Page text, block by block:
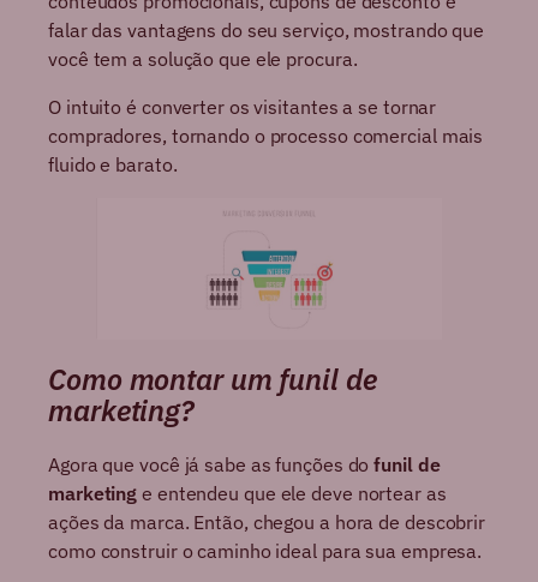
falar das vantagens do seu serviço, mostrando que
você tem a solução que ele procura.
O intuito é converter os visitantes a se tornar
compradores, tornando o processo comercial mais
fluido e barato.
Como montar um funil de
marketing?
Agora que você já sabe as funções dofunil de
marketing e entendeu que ele deve nortear as
ações da marca. Então, chegou a hora de descobrir
como construir o caminho ideal para sua empresa.